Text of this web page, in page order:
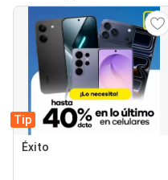
Tip
Éxito